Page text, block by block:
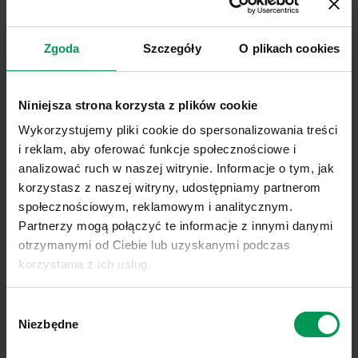
Zgoda Szczegóły O plikach cookies
Niniejsza strona korzysta z plików cookie
Wykorzystujemy pliki cookie do spersonalizowania treści
i reklam, aby oferować funkcje społecznościowe i
analizować ruch w naszej witrynie. Informacje o tym, jak
korzystasz z naszej witryny, udostępniamy partnerom
społecznościowym, reklamowym i analitycznym.
Partnerzy mogą połączyć te informacje z innymi danymi
otrzymanymi od Ciebie lub uzyskanymi podczas
korzystania z ich usług.
Link do informacji o plikach cookies:
zgody
Niezbędne
mają dodatkowo ograniczyć nadużycia - m.in.
wprowadzonozakaz sprzedaży fumigantów
onlineoraz
obowiązek podawania danych
sprzedawcy i nabywcy przy transakcjach
Kampania podkreśla, że stosowanie wyłącznie
legalnych preparatów togwarancja
bezpieczeństwa żywności, środowiska i
stabilności gospodarstw.Od lat łączy działania
kontrolne z edukacją – wsiedmiu
dotychczasowych edycjach przeprowadzono
szereg szkoleń dla służb i rolników we
współpracy z KRUS oraz rozdystrybuowano
łącznie109 tys. folderów i plakatów w czterech